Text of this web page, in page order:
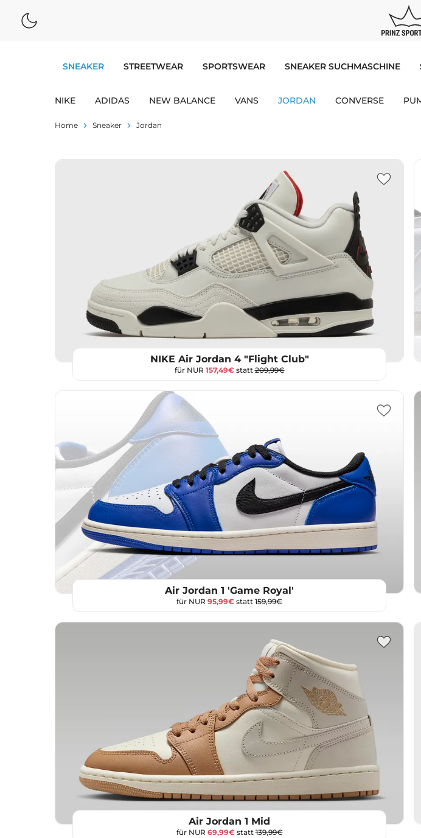
SNEAKER STREETWEAR SPORTSWEAR SNEAKER SUCHMASCHINE
NIKE ADIDAS NEW BALANCE VANS JORDAN CONVERSE
Home Sneaker Jordan
NIKE Air Jordan 4 "Flight Club"
für NUR 157,49€statt209,99€
Air Jordan 1 'Game Royal'
für NUR 95,99€ statt 159,99€
Air Jordan 1 Mid
für NUR 69,99€statt139,99€